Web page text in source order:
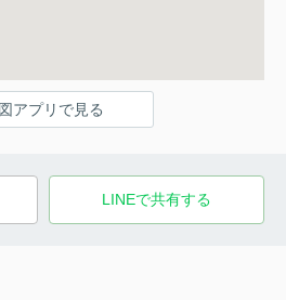
アプリで見る
LINEで共有する